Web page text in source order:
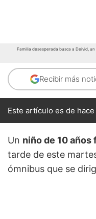
Familia desesperada busca a Deivid,
Recibir más
Este artículo es de hace
Un niño de 10
tarde de este
ómnibus que se